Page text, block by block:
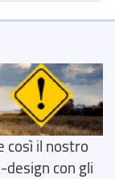
così il nostro
con gli